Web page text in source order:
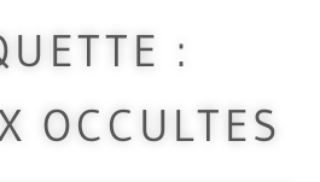
:
OCCULTES